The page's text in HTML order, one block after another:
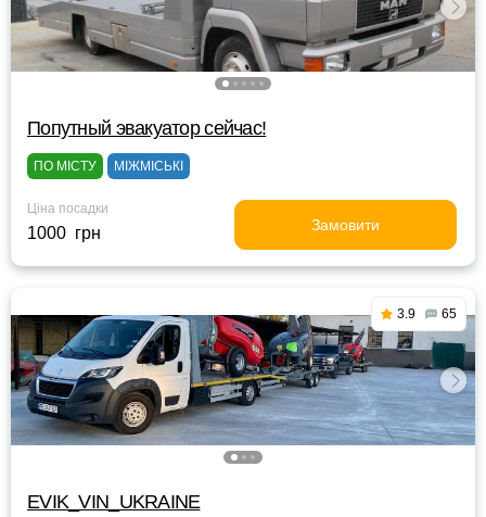
Попутный эвакуатор сейчас!
ПО МІСТУ МІЖМІСЬКІ
Ціна посадки
1000 грн Замовити
3.9 65
EVIK_VIN_UKRAINE